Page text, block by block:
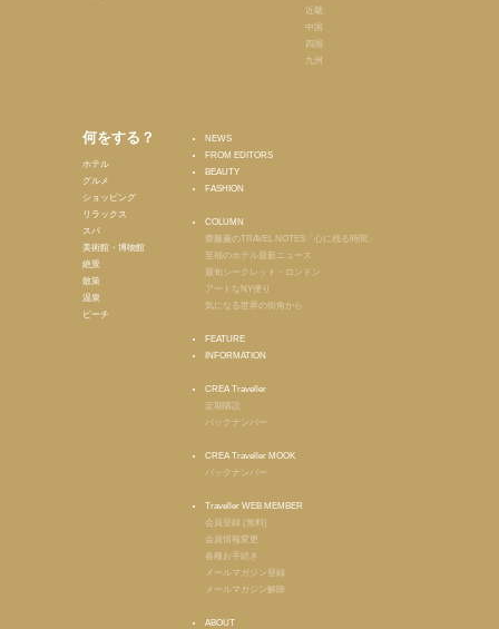
近畿
中国
四国
九州
何をする？
ホテル
グルメ
ショッピング
リラックス
スパ
美術館・博物館
絶景
散策
温泉
ビーチ
NEWS
FROM EDITORS
BEAUTY
FASHION
COLUMN
齋藤薫のTRAVEL NOTES「心に残る時間」
至福のホテル最新ニュース
最旬シークレット・ロンドン
アートなNY便り
気になる世界の街角から
FEATURE
INFORMATION
CREA Traveller
定期購読
バックナンバー
CREA Traveller MOOK
バックナンバー
Traveller WEB MEMBER
会員登録 (無料)
会員情報変更
各種お手続き
メールマガジン登録
メールマガジン解除
ABOUT